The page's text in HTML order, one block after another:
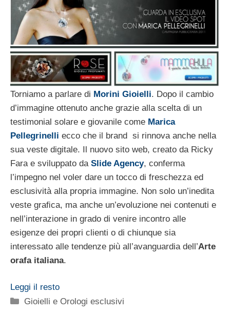
Torniamo a parlare di Morini Gioielli. Dopo il cambio
d’immagine ottenuto anche grazie alla scelta di un
testimonial solare e giovanile come Marica
Pellegrinelli ecco che il brand si rinnova anche nella
sua veste digitale. Il nuovo sito web, creato da Ricky
Fara e sviluppato da Slide Agency, conferma
l’impegno nel voler dare un tocco di freschezza ed
esclusività alla propria immagine. Non solo un’inedita
veste graﬁca, ma anche un’evoluzione nei contenuti e
nell’interazione in grado di venire incontro alle
esigenze dei propri clienti o di chiunque sia
interessato alle tendenze più all’avanguardia dell’Arte
orafa italiana.
Leggi il resto
Categorie
Gioielli e Orologi esclusivi